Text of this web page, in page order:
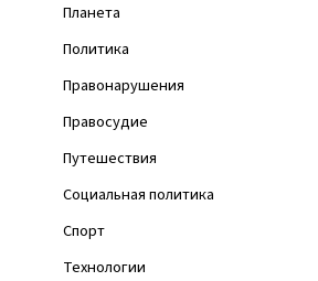
Планета
Политика
Правонарушения
Правосудие
Путешествия
Социальная политика
Спорт
Технологии